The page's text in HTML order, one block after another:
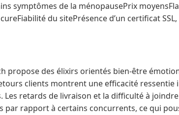
symptômes de la ménopausePrix
du sitePrésence d’un certificat
propose des élixirs orientés bien-être
clients montrent une efficacité ressentie
Les retards de livraison et la difficulté à
par rapport à certains concurrents, ce qui